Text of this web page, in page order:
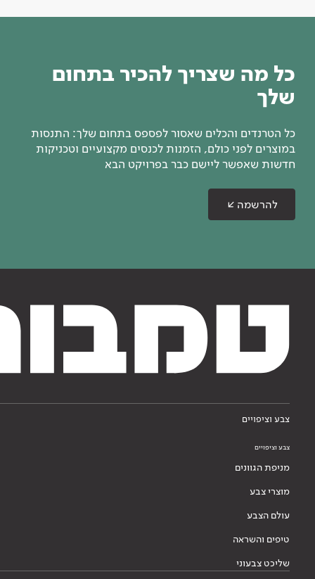
כל מה שצריך להכיר בתחום
שלך
כל הטרנדים והכלים שאסור לפספס בתחום שלך: התנסות
במוצרים לפני כולם, הזמנות לכנסים מקצועיים וטכניקות
חדשות שאפשר ליישם כבר בפרויקט הבא
להרשמה
צבע וציפויים
צבע וציפויים
מניפת הגוונים
מוצרי צבע
עולם הצבע
טיפים והשראה
שליכט צבעוני